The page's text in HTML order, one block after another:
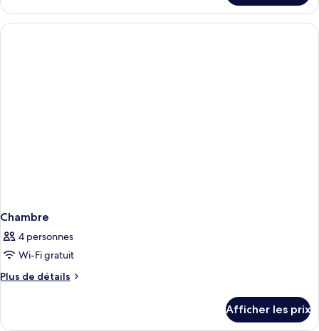
Chambre
Chambre
4 personnes
Wi-Fi gratuit
Plus de détails
Plus
Chambre
Afficher les prix